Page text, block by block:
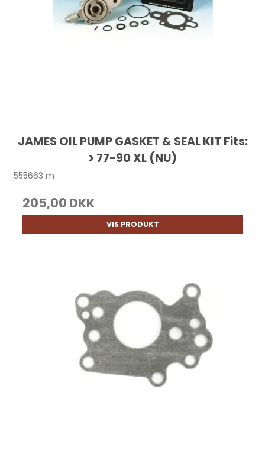
JAMES OIL PUMP GASKET & SEAL KIT Fits:
> 77-90 XL (NU)
555663 m
205,00 DKK
VIS PRODUKT